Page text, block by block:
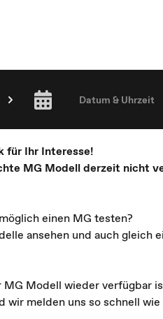
Datum & Uhrzeit
für Ihr Interesse!
MG Modell derzeit nicht
einen MG testen?
ansehen und auch gleich
Modell wieder verfügbar
melden uns so schnell